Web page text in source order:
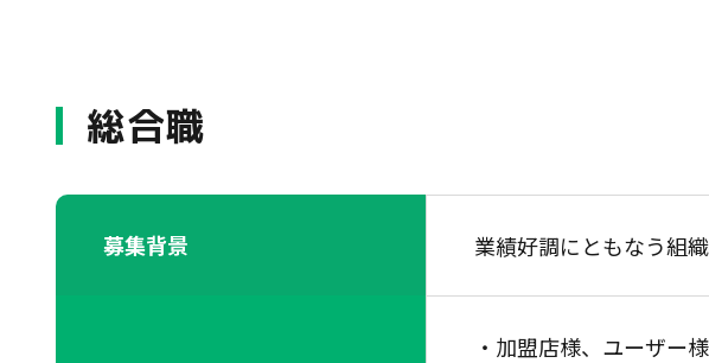
総合職
募集背景 業績好調にともなう組
・加盟店様、ユーザー